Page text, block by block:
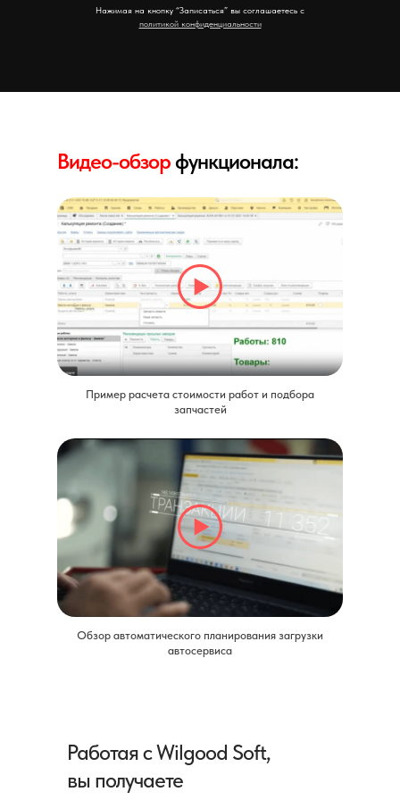
Нажимая на кнопку “Записаться” вы соглашаетесь с
политикой конфиденциальности
Видео-обзорфункционала:
Пример расчета стоимости работ и подбора
запчастей
Обзор автоматического планирования загрузки
автосервиса
Работая с Wilgood Soft,
вы получаете